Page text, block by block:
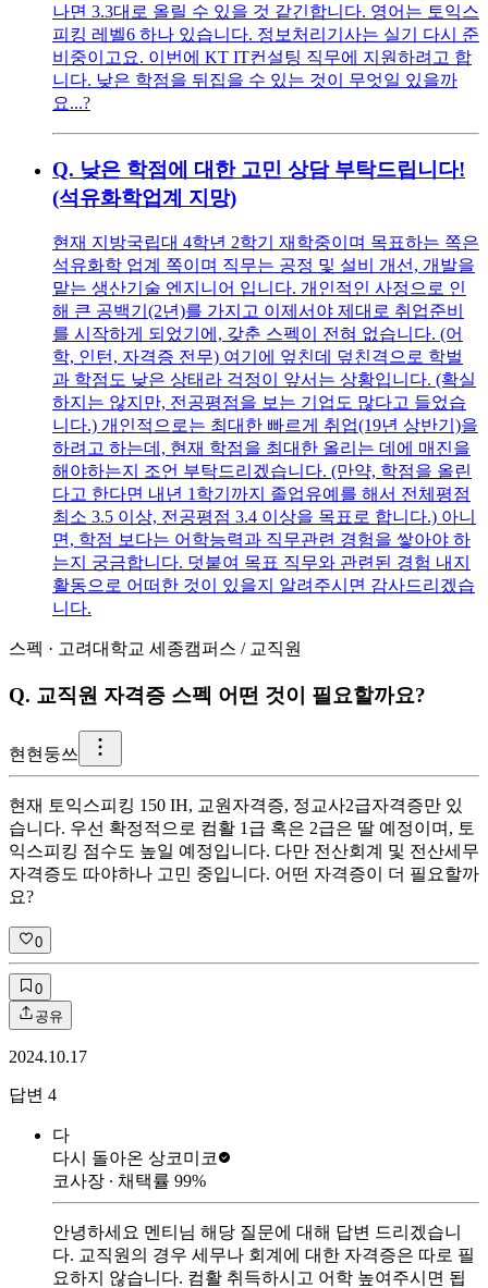
나면 3.3대로 올릴 수 있을 것 같긴합니다. 영어는 토익스
피킹 레벨6 하나 있습니다. 정보처리기사는 실기 다시 준
비중이고요. 이번에 KT IT컨설팅 직무에 지원하려고 합
니다. 낮은 학점을 뒤집을 수 있는 것이 무엇일 있을까
요...?
Q. 낮은 학점에 대한 고민 상담 부탁드립니다!
(석유화학업계 지망)
현재 지방국립대 4학년 2학기 재학중이며 목표하는 쪽은
석유화학 업계 쪽이며 직무는 공정 및 설비 개선, 개발을
맡는 생산기술 엔지니어 입니다. 개인적인 사정으로 인
해 큰 공백기(2년)를 가지고 이제서야 제대로 취업준비
를 시작하게 되었기에, 갖춘 스펙이 전혀 없습니다. (어
학, 인턴, 자격증 전무) 여기에 엎친데 덮친격으로 학벌
과 학점도 낮은 상태라 걱정이 앞서는 상황입니다. (확실
하지는 않지만, 전공평점을 보는 기업도 많다고 들었습
니다.) 개인적으로는 최대한 빠르게 취업(19년 상반기)을
하려고 하는데, 현재 학점을 최대한 올리는 데에 매진을
해야하는지 조언 부탁드리겠습니다. (만약, 학점을 올린
다고 한다면 내년 1학기까지 졸업유예를 해서 전체평점
최소 3.5 이상, 전공평점 3.4 이상을 목표로 합니다.) 아니
면, 학점 보다는 어학능력과 직무관련 경험을 쌓아야 하
는지 궁금합니다. 덧붙여 목표 직무와 관련된 경험 내지
활동으로 어떠한 것이 있을지 알려주시면 감사드리겠습
니다.
스펙 · 고려대학교 세종캠퍼스 / 교직원
Q. 교직원 자격증 스펙 어떤 것이 필요할까요?
현 현둥쓰
현재 토익스피킹 150 IH, 교원자격증, 정교사2급자격증만 있
습니다. 우선 확정적으로 컴활 1급 혹은 2급은 딸 예정이며, 토
익스피킹 점수도 높일 예정입니다. 다만 전산회계 및 전산세무
자격증도 따야하나 고민 중입니다. 어떤 자격증이 더 필요할까
요?
0
0
공유
2024.10.17
답변 4
다
다시 돌아온 상코미코
코사장 ∙ 채택률 99%
안녕하세요 멘티님 해당 질문에 대해 답변 드리겠습니
다. 교직원의 경우 세무나 회계에 대한 자격증은 따로 필
요하지 않습니다. 컴활 취득하시고 어학 높여주시면 됩